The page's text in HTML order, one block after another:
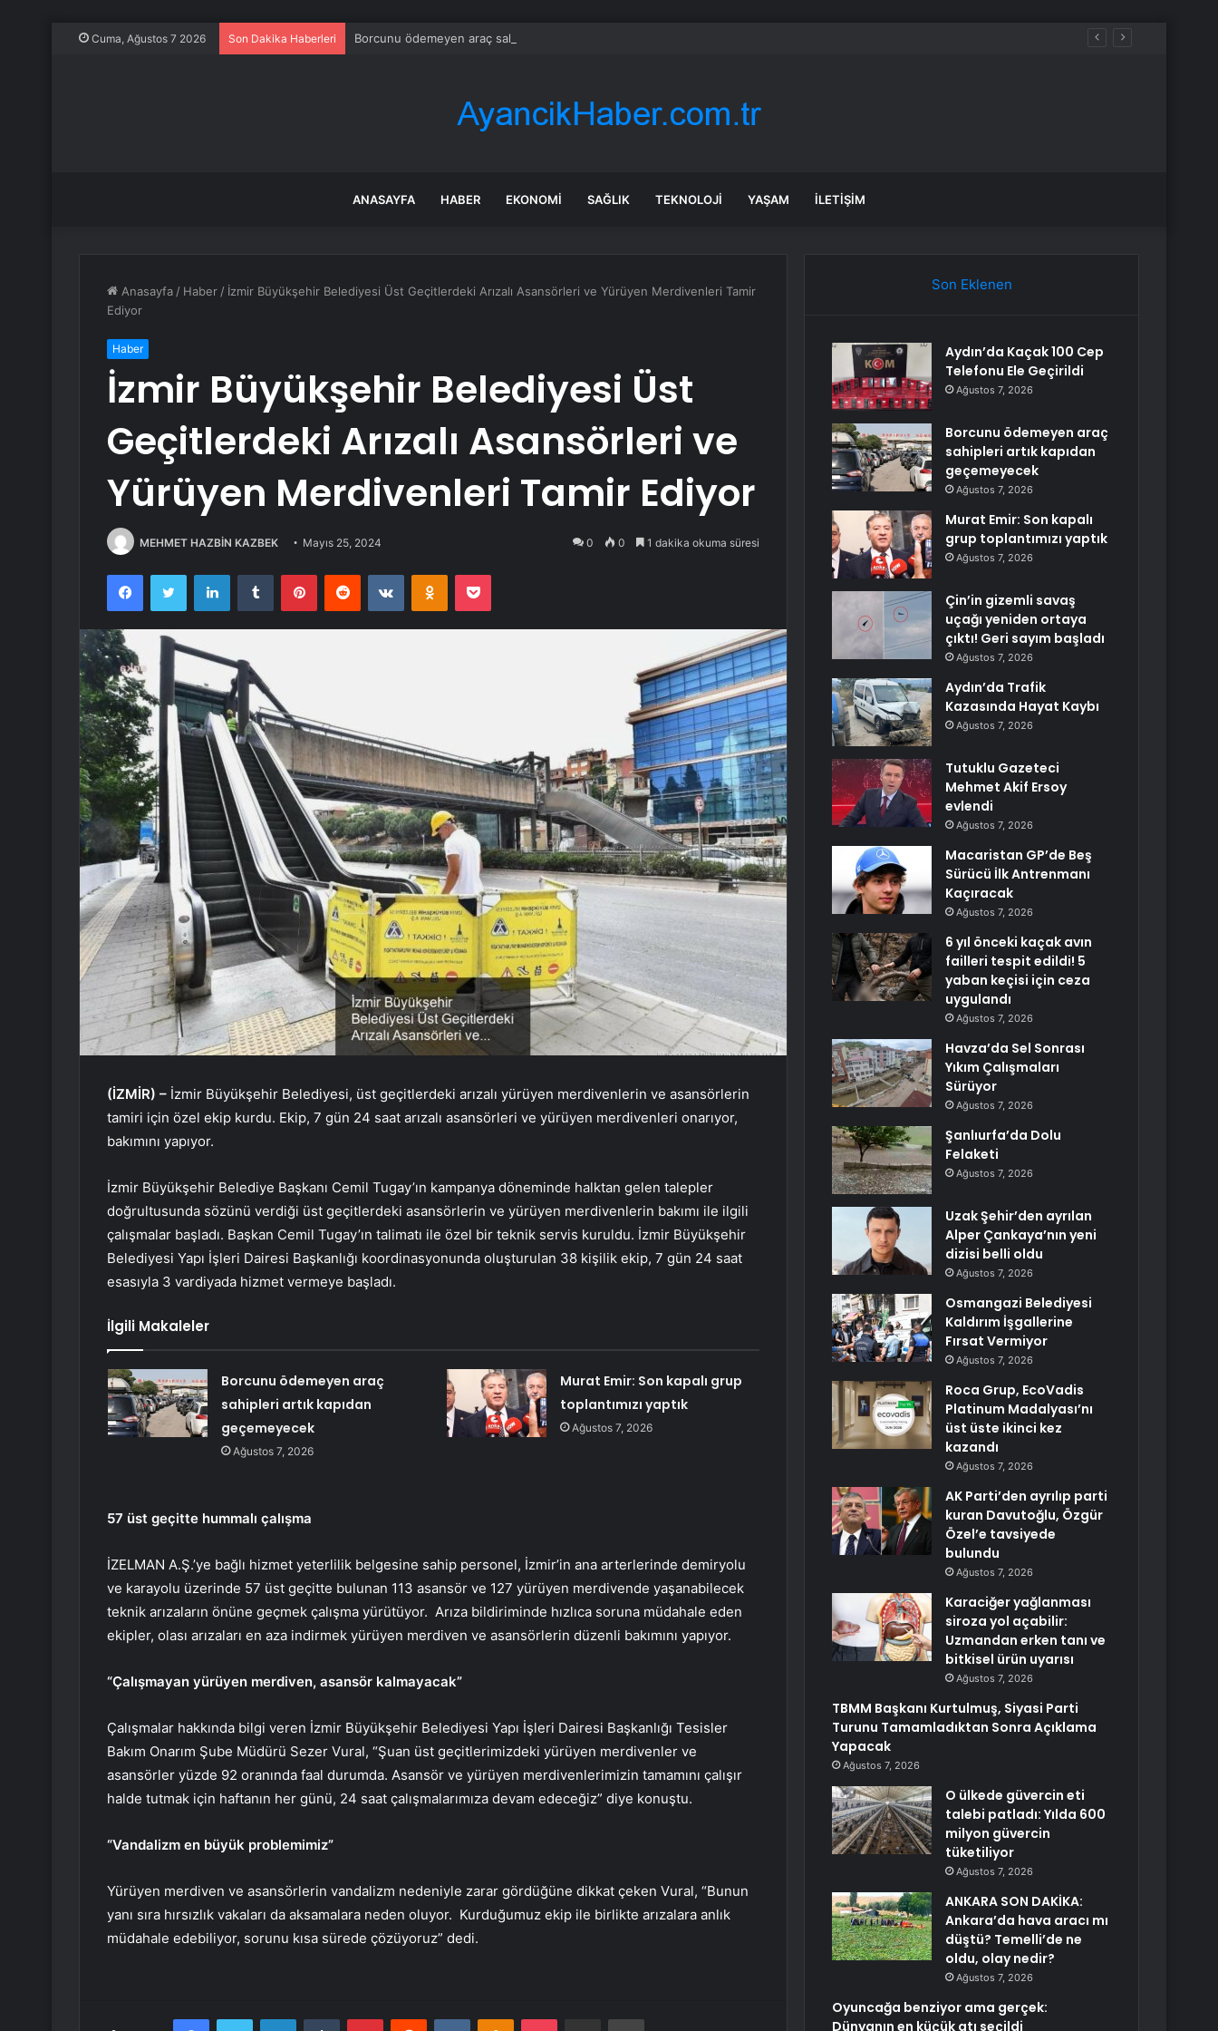
Cuma, Ağustos 7 2026 Son Dakika Haberleri Borcunu ödemeyen araç sahipleri artık kapıdan geçemeyecek
ANASAYFA HABER EKONOMI SAĞLIK TEKNOLOJI YAŞAM İLETIŞIM
Anasayfa / Haber / İzmir Büyükşehir Belediyesi Üst Geçitlerdeki Arızalı Asansörleri ve Yürüyen Merdivenleri Tamir
Ediyor
Haber
İzmir Büyükşehir Belediyesi Üst
Geçitlerdeki Arızalı Asansörleri ve
Yürüyen Merdivenleri Tamir Ediyor
MEHMET HAZBİN KAZBEK Mayıs 25, 2024 0 0 1 dakika okuma süresi
FacebookTwitter LinkedInTumblr PinterestReddit VKontakteOdnoklassniki
Pocket
(İZMİR) – İzmir Büyükşehir Belediyesi, üst geçitlerdeki arızalı yürüyen merdivenlerin ve asansörlerin
tamiri için özel ekip kurdu. Ekip, 7 gün 24 saat arızalı asansörleri ve yürüyen merdivenleri onarıyor,
bakımını yapıyor.
İzmir Büyükşehir Belediye Başkanı Cemil Tugay’ın kampanya döneminde halktan gelen talepler
doğrultusunda sözünü verdiği üst geçitlerdeki asansörlerin ve yürüyen merdivenlerin bakımı ile ilgili
çalışmalar başladı. Başkan Cemil Tugay’ın talimatı ile özel bir teknik servis kuruldu. İzmir Büyükşehir
Belediyesi Yapı İşleri Dairesi Başkanlığı koordinasyonunda oluşturulan 38 kişilik ekip, 7 gün 24 saat
esasıyla 3 vardiyada hizmet vermeye başladı.
İlgili Makaleler
Borcunu ödemeyen araç
sahipleri artık kapıdan
geçemeyecek
Ağustos 7, 2026
Murat Emir: Son kapalı grup
toplantımızı yaptık
Ağustos 7, 2026
57 üst geçitte hummalı çalışma
İZELMAN A.Ş.’ye bağlı hizmet yeterlilik belgesine sahip personel, İzmir’in ana arterlerinde demiryolu
ve karayolu üzerinde 57 üst geçitte bulunan 113 asansör ve 127 yürüyen merdivende yaşanabilecek
teknik arızaların önüne geçmek çalışma yürütüyor. Arıza bildiriminde hızlıca soruna müdahale eden
ekipler, olası arızaları en aza indirmek yürüyen merdiven ve asansörlerin düzenli bakımını yapıyor.
“Çalışmayan yürüyen merdiven, asansör kalmayacak”
Çalışmalar hakkında bilgi veren İzmir Büyükşehir Belediyesi Yapı İşleri Dairesi Başkanlığı Tesisler
Bakım Onarım Şube Müdürü Sezer Vural, “Şuan üst geçitlerimizdeki yürüyen merdivenler ve
asansörler yüzde 92 oranında faal durumda. Asansör ve yürüyen merdivenlerimizin tamamını çalışır
halde tutmak için haftanın her günü, 24 saat çalışmalarımıza devam edeceğiz” diye konuştu.
“Vandalizm en büyük problemimiz”
Yürüyen merdiven ve asansörlerin vandalizm nedeniyle zarar gördüğüne dikkat çeken Vural, “Bunun
yanı sıra hırsızlık vakaları da aksamalara neden oluyor. Kurduğumuz ekip ile birlikte arızalara anlık
müdahale edebiliyor, sorunu kısa sürede çözüyoruz” dedi.
FacebookTwitter LinkedInTumblr PinterestReddit VKontakteOdnoklassniki
Pocket E-Posta ile paylaş Yazdır
Son Eklenen
Aydın’da Kaçak 100 Cep
Telefonu Ele Geçirildi
Ağustos 7, 2026
Borcunu ödemeyen araç
sahipleri artık kapıdan
geçemeyecek
Ağustos 7, 2026
Murat Emir: Son kapalı
grup toplantımızı yaptık
Ağustos 7, 2026
Çin’in gizemli savaş
uçağı yeniden ortaya
çıktı! Geri sayım başladı
Ağustos 7, 2026
Aydın’da Trafik
Kazasında Hayat Kaybı
Ağustos 7, 2026
Tutuklu Gazeteci
Mehmet Akif Ersoy
evlendi
Ağustos 7, 2026
Macaristan GP’de Beş
Sürücü İlk Antrenmanı
Kaçıracak
Ağustos 7, 2026
6 yıl önceki kaçak avın
failleri tespit edildi! 5
yaban keçisi için ceza
uygulandı
Ağustos 7, 2026
Havza’da Sel Sonrası
Yıkım Çalışmaları
Sürüyor
Ağustos 7, 2026
Şanlıurfa’da Dolu
Felaketi
Ağustos 7, 2026
Uzak Şehir’den ayrılan
Alper Çankaya’nın yeni
dizisi belli oldu
Ağustos 7, 2026
Osmangazi Belediyesi
Kaldırım İşgallerine
Fırsat Vermiyor
Ağustos 7, 2026
Roca Grup, EcoVadis
Platinum Madalyası’nı
üst üste ikinci kez
kazandı
Ağustos 7, 2026
AK Parti’den ayrılıp parti
kuran Davutoğlu, Özgür
Özel’e tavsiyede
bulundu
Ağustos 7, 2026
Karaciğer yağlanması
siroza yol açabilir:
Uzmandan erken tanı ve
bitkisel ürün uyarısı
Ağustos 7, 2026
TBMM Başkanı Kurtulmuş, Siyasi Parti
Turunu Tamamladıktan Sonra Açıklama
Yapacak
Ağustos 7, 2026
O ülkede güvercin eti
talebi patladı: Yılda 600
milyon güvercin
tüketiliyor
Ağustos 7, 2026
ANKARA SON DAKİKA:
Ankara’da hava aracı mı
düştü? Temelli’de ne
oldu, olay nedir?
Ağustos 7, 2026
Oyuncağa benziyor ama gerçek:
Dünyanın en küçük atı seçildi